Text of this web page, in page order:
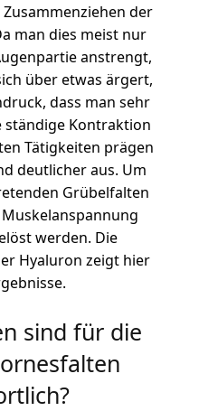
der
man dies meist nur
anstrengt,
über etwas ärgert,
dass man sehr
ständige Kontraktion
Tätigkeiten prägen
deutlicher aus. Um
Grübelfalten
werden. Die
Hyaluron zeigt hier
sind für die